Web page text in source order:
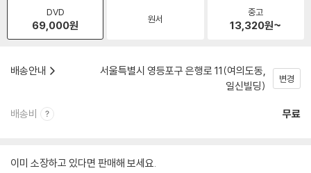
DVD
69,000원 원서
중고
13,320원~
배송안내
서울특별시 영등포구 은행로 11(여의도동,
일신빌딩)
변경
배송비 무료
이미 소장하고 있다면 판매해 보세요.